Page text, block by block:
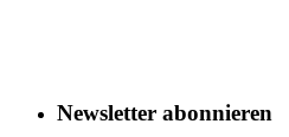
Newsletter abonnieren